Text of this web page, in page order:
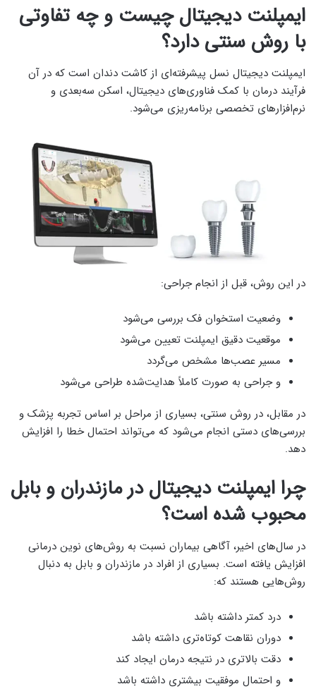
ایمپلنت دیجیتال چیست و چه تفاوتی
با روش سنتی دارد؟
ایمپلنت دیجیتال نسل پیشرفته‌ای از کاشت دندان است که در آن
فرآیند درمان با کمک فناوری‌های دیجیتال، اسکن سه‌بعدی و
نرم‌افزارهای تخصصی برنامه‌ریزی می‌شود.
در این روش، قبل از انجام جراحی:
وضعیت استخوان فک بررسی می‌شود
موقعیت دقیق ایمپلنت تعیین می‌شود
مسیر عصب‌ها مشخص می‌گردد
و جراحی به صورت کاملاً هدایت‌شده طراحی می‌شود
در مقابل، در روش سنتی، بسیاری از مراحل بر اساس تجربه پزشک و
بررسی‌های دستی انجام می‌شود که می‌تواند احتمال خطا را افزایش
دهد.
چرا ایمپلنت دیجیتال در مازندران و بابل
محبوب شده است؟
در سال‌های اخیر، آگاهی بیماران نسبت به روش‌های نوین درمانی
افزایش یافته است. بسیاری از افراد در مازندران و بابل به دنبال
روش‌هایی هستند که:
درد کمتر داشته باشد
دوران نقاهت کوتاه‌تری داشته باشد
دقت بالاتری در نتیجه درمان ایجاد کند
و احتمال موفقیت بیشتری داشته باشد